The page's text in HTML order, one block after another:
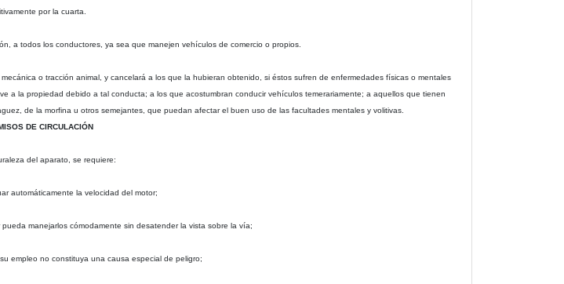
por la cuarta.
a todos los conductores, ya sea que manejen vehículos de comercio o propios.
o tracción animal, y cancelará a los que la hubieran obtenido, si éstos sufren de enfermedades físicas o mentales
la propiedad debido a tal conducta; a los que acostumbran conducir vehículos temerariamente; a aquellos que tienen
de la morfina u otros semejantes, que puedan afectar el buen uso de las facultades mentales y volitivas.
DE CIRCULACIÓN
del aparato, se requiere:
automáticamente la velocidad del motor;
manejarlos cómodamente sin desatender la vista sobre la vía;
empleo no constituya una causa especial de peligro;